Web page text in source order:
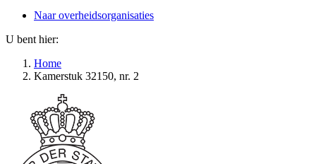
Naar overheidsorganisaties
U bent hier:
Home
Kamerstuk 32150, nr. 2